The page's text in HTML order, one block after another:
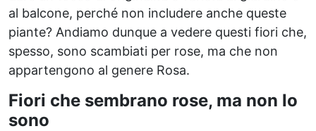
al balcone, perché non includere anche queste
piante? Andiamo dunque a vedere questi fiori che,
spesso, sono scambiati per rose, ma che non
appartengono al genere Rosa.
Fiori che sembrano rose, ma non lo
sono